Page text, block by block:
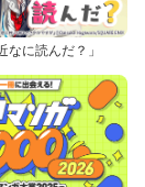
なに読んだ？」